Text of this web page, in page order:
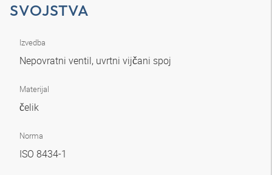
SVOJSTVA
Izvedba
Nepovratni ventil, uvrtni vijčani spoj
Materijal
čelik
Norma
ISO 8434-1